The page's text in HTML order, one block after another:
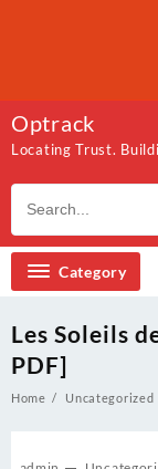
Optrack
Locating Trust.
Category
Les Soleils
PDF]
Home Uncategorized